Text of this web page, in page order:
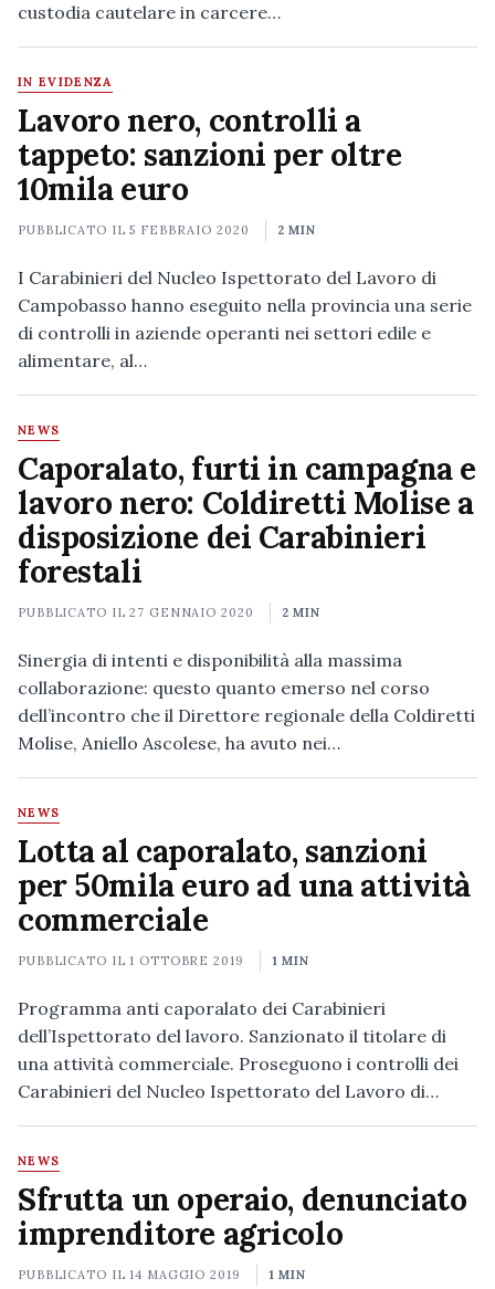
custodia cautelare in carcere…
IN EVIDENZA
Lavoro nero, controlli a
tappeto: sanzioni per oltre
10mila euro
PUBBLICATO IL5 FEBBRAIO 2020 2 MIN
I Carabinieri del Nucleo Ispettorato del Lavoro di
Campobasso hanno eseguito nella provincia una serie
di controlli in aziende operanti nei settori edile e
alimentare, al…
NEWS
Caporalato, furti in campagna e
lavoro nero: Coldiretti Molise a
disposizione dei Carabinieri
forestali
PUBBLICATO IL27 GENNAIO 2020 2 MIN
Sinergia di intenti e disponibilità alla massima
collaborazione: questo quanto emerso nel corso
dell’incontro che il Direttore regionale della Coldiretti
Molise, Aniello Ascolese, ha avuto nei…
NEWS
Lotta al caporalato, sanzioni
per 50mila euro ad una attività
commerciale
PUBBLICATO IL1 OTTOBRE 2019 1 MIN
Programma anti caporalato dei Carabinieri
dell’Ispettorato del lavoro. Sanzionato il titolare di
una attività commerciale. Proseguono i controlli dei
Carabinieri del Nucleo Ispettorato del Lavoro di…
NEWS
Sfrutta un operaio, denunciato
imprenditore agricolo
PUBBLICATO IL14 MAGGIO 2019 1 MIN